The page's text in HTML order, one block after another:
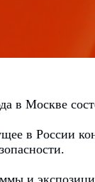
в Москве
в России
и